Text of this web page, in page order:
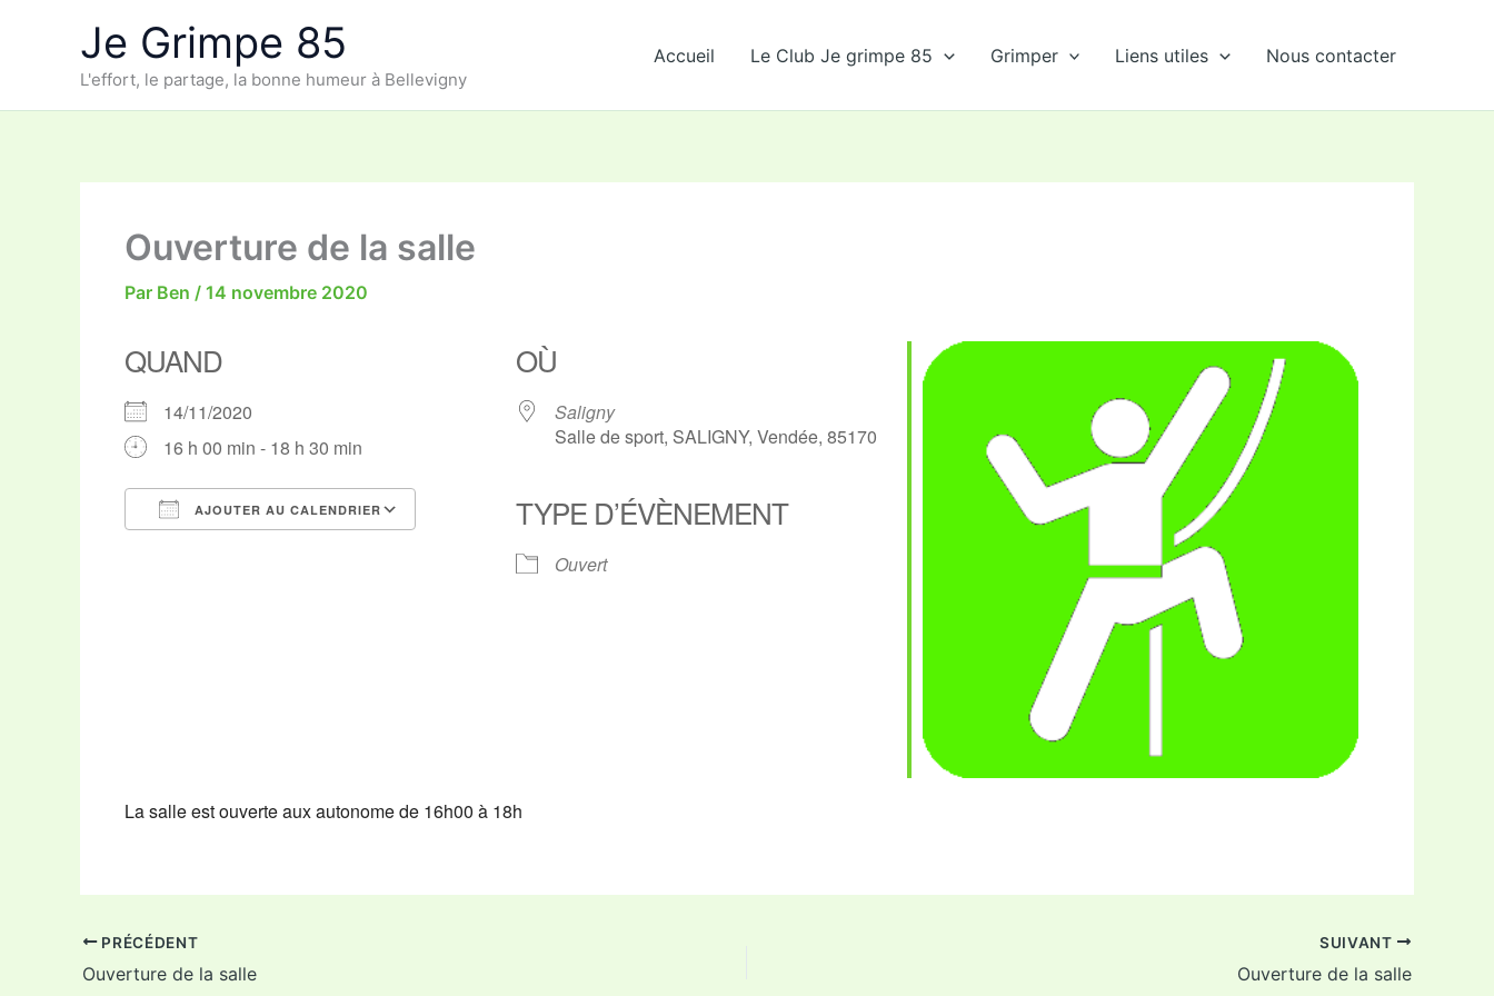
Je Grimpe 85
L'effort, le partage, la bonne humeur à Bellevigny
Accueil Le Club Je grimpe 85 Grimper Liens utiles Nous contacter
Ouverture de la salle
Par Ben / 14 novembre 2020
QUAND
14/11/2020
16 h 00 min - 18 h 30 min
AJOUTER AU CALENDRIER
Calendrier Google
OÙ
Saligny
Salle de sport, SALIGNY, Vendée, 85170
TYPE D’ÉVÈNEMENT
Ouvert
La salle est ouverte aux autonome de 16h00 à 18h
PRÉCÉDENT
Ouverture de la salle
SUIVANT
Ouverture de la salle